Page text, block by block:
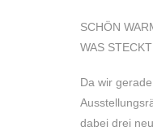
SCHÖN
WAS
Da wir
dabei drei